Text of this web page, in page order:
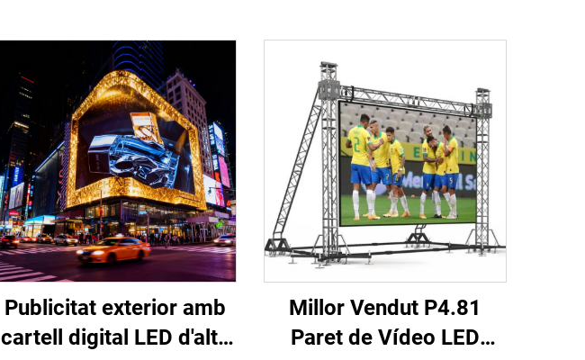
Publicitat exterior amb
cartell digital LED d'alta
Millor Vendut P4.81
Paret de Vídeo LED